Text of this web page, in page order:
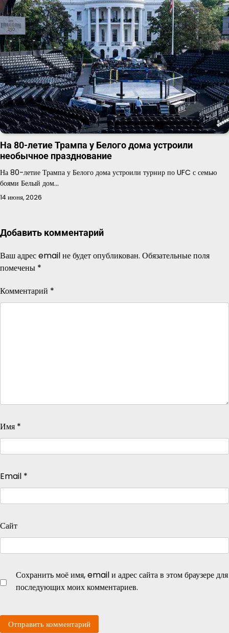
На 80-летие Трампа у Белого дома устроили
необычное празднование
На 80-летие Трампа у Белого дома устроили турнир по UFC с семью
боями Белый дом…
14 июня, 2026
Добавить комментарий
Ваш адрес email не будет опубликован. Обязательные поля
помечены *
Комментарий *
Имя *
Email *
Сайт
Сохранить моё имя, email и адрес сайта в этом браузере для
последующих моих комментариев.